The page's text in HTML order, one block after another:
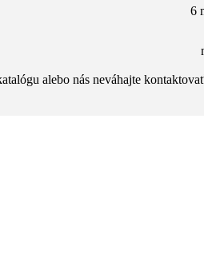
6
alebo nás neváhajte